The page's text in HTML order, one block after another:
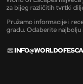
za bijeg različitih tvrtki
Pružamo informacije i
gradu. Odaberite najbolju